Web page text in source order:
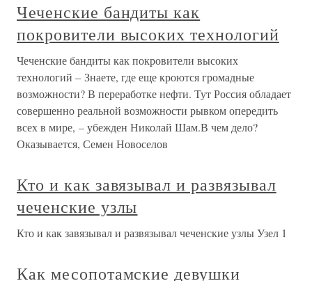
Чеченские бандиты как
покровители высоких технологий
Чеченские бандиты как покровители высоких
технологий – Знаете, где еще кроются громадные
возможности? В переработке нефти. Тут Россия обладает
совершенно реальной возможности рывком опередить
всех в мире, – убежден Николай Шам.В чем дело?
Оказывается, Семен Новоселов
Кто и как завязывал и развязывал
чеченские узлы
Кто и как завязывал и развязывал чеченские узлы Узел 1
Как месопотамские девушки